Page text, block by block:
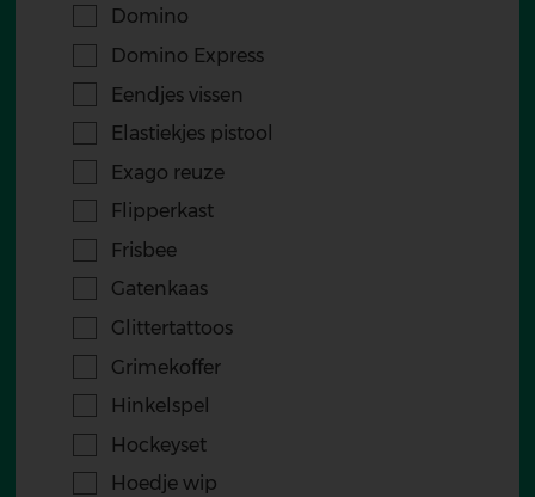
Domino
Domino Express
Eendjes vissen
Elastiekjes pistool
Exago reuze
Flipperkast
Frisbee
Gatenkaas
Glittertattoos
Grimekoffer
Hinkelspel
Hockeyset
Hoedje wip